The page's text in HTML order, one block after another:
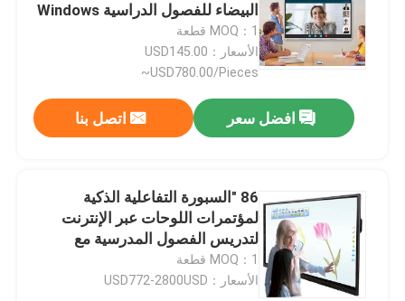
البيضاء للفصول الدراسية Windows
Mac Android iOS
MOQ：1 قطعة
الأسعار：USD145.00
~USD780.00/Pieces
افضل سعر اتصل بنا
86 "السبورة التفاعلية الذكية
لمؤتمرات اللوحات عبر الإنترنت
لتدريس الفصول المدرسية مع
Windows Mac
MOQ：1 قطعة
الأسعار：USD772-2800USD